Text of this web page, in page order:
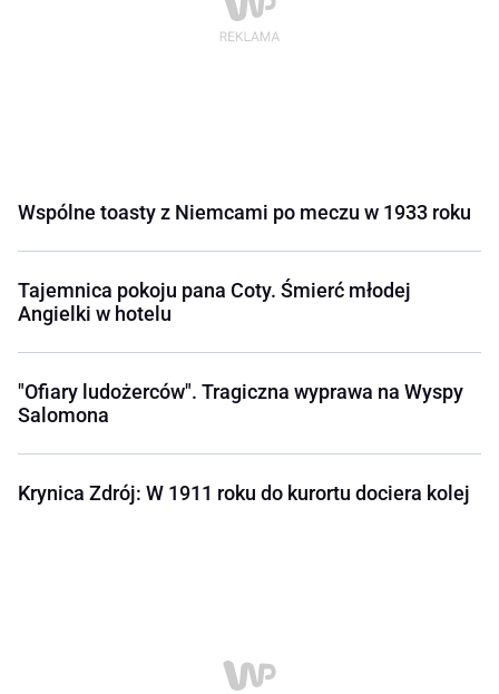
Wspólne toasty z Niemcami po meczu w 1933 roku
Tajemnica pokoju pana Coty. Śmierć młodej
Angielki w hotelu
"Ofiary ludożerców". Tragiczna wyprawa na Wyspy
Salomona
Krynica Zdrój: W 1911 roku do kurortu dociera kolej